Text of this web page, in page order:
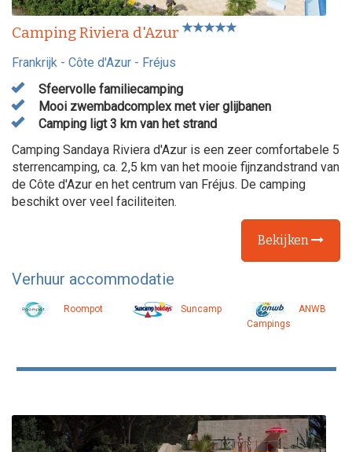
Camping Riviera d'Azur
Frankrijk - Côte d'Azur - Fréjus
Sfeervolle familiecamping
Mooi zwembadcomplex met vier glijbanen
Camping ligt 3 km van het strand
Camping Sandaya Riviera d'Azur is een zeer comfortabele 5
sterrencamping, ca. 2,5 km van het mooie fijnzandstrand van
de Côte d'Azur en het centrum van Fréjus. De camping
beschikt over veel faciliteiten.
Bekijken
Verhuur accommodatie
Roompot Suncamp
ANWB
Campings